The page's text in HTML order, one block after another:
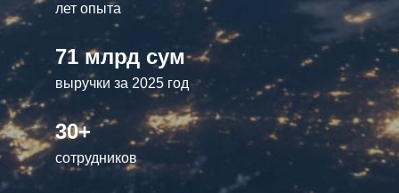
лет опыта
71 млрд сум
выручки за 2025 год
30+
сотрудников